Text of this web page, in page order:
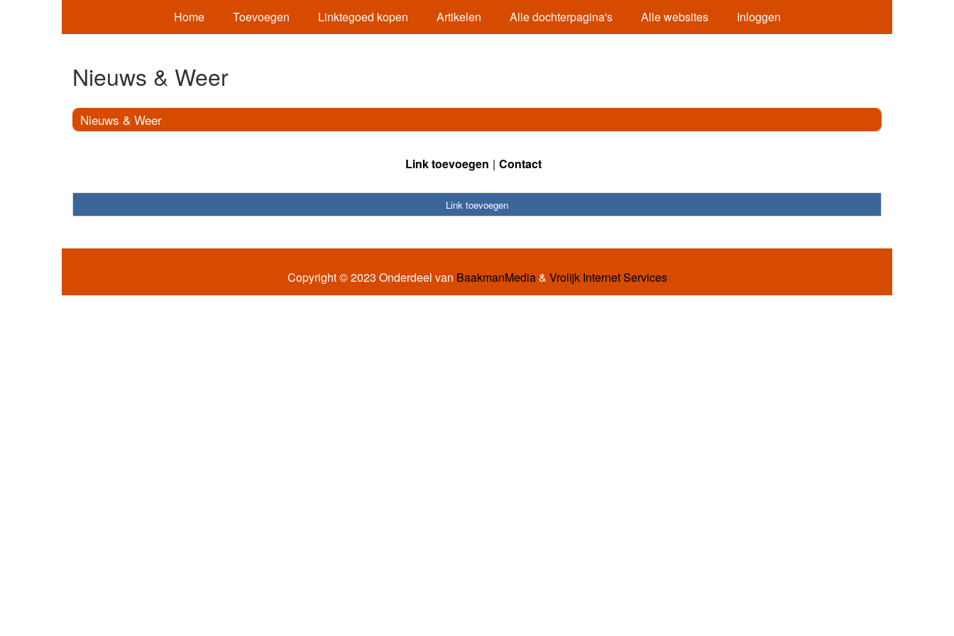
Home Toevoegen Linktegoed kopen Artikelen Alle dochterpagina's Alle websites Inloggen
Nieuws & Weer
Nieuws & Weer
Link toevoegen Contact
Link toevoegen
Copyright © 2023 Onderdeel van BaakmanMedia& Vrolijk Internet Services